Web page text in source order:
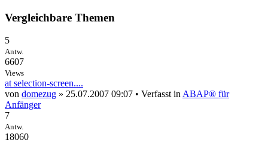
Vergleichbare Themen
5
Antw.
6607
Views
at selection-screen....
von domezug » 25.07.2007 09:07 • Verfasst in ABAP® für
Anfänger
7
Antw.
18060